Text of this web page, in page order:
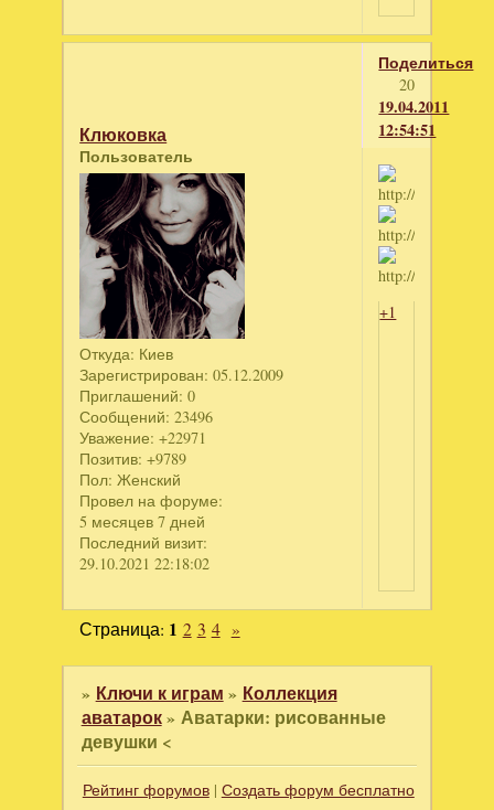
Поделиться
20
19.04.2011
12:54:51
Клюковка
Пользователь
Откуда: Киев
Зарегистрирован: 05.12.2009
Приглашений: 0
Сообщений: 23496
Уважение: +22971
Позитив: +9789
Пол: Женский
Провел на форуме:
5 месяцев 7 дней
Последний визит:
29.10.2021 22:18:02
+1
Страница: 1 2 3 4 »
» Ключи к играм » Коллекция
аватарок» Аватарки: рисованные
девушки <
Рейтинг форумов| Создать форум бесплатно